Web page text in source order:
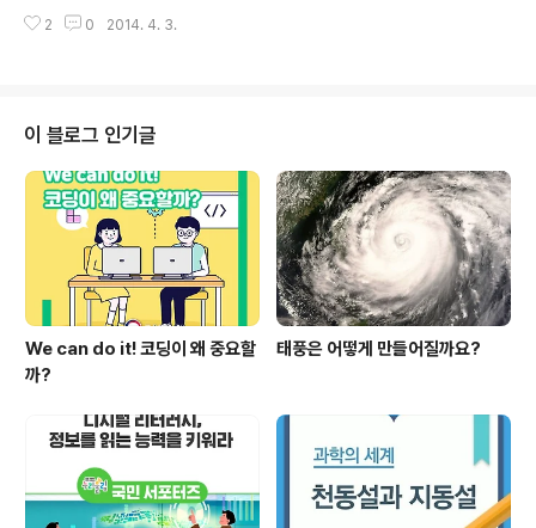
친구들도 사실 특목고에 어떤 학교들이 있는지에 대해 잘
국제고등학교는 시험과 행사 등 모든 활동이 마무리된 후,
이 되어 서울시립미술관과 뮤지컬 체험의 기회를 가질 수
있었는데요, 교육청에서 지원받은 문화 사업이라 무료로
갈 수 있었답니다! 방학이 끝나고 봄방학이 시작하기 전 주,
토요일에 예정된 예술 투어는 제 인생을 바꾸어 줄 수 있었
던 획기적인 체험 중 하나이었던 것 같았습니다. 그 당시 서
울 시립 미술..
2 0 2014. 4. 3.
이 블로그 인기글
We can do it! 코딩이 왜 중요할
까?
태풍은 어떻게 만들어질까요?